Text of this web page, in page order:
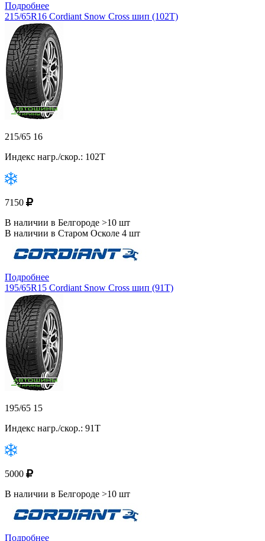
Подробнее
215/65R16 Cordiant Snow Cross шип (102T)
215/65 16
Индекс нагр./скор.: 102T
7150
В наличии в Белгороде >10 шт
В наличии в Старом Осколе 4 шт
Подробнее
195/65R15 Cordiant Snow Cross шип (91T)
195/65 15
Индекс нагр./скор.: 91T
5000
В наличии в Белгороде >10 шт
Подробнее